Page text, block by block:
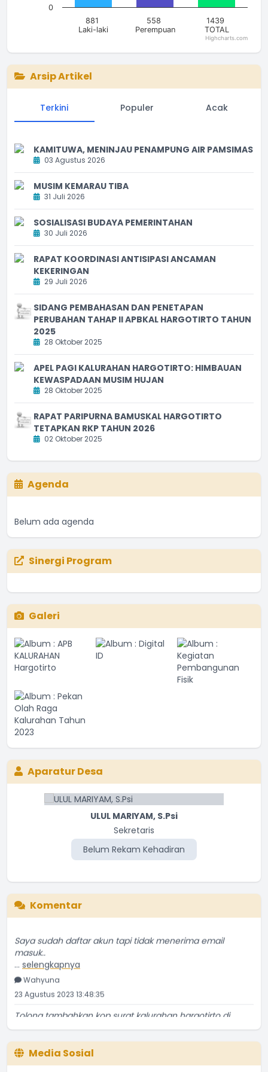
881
Laki-laki
558
Perempuan
1439
TOTAL
0
Highcharts.com
Arsip Artikel
Terkini Populer Acak
KAMITUWA, MENINJAU PENAMPUNG AIR PAMSIMAS
03 Agustus 2026
MUSIM KEMARAU TIBA
31 Juli 2026
SOSIALISASI BUDAYA PEMERINTAHAN
30 Juli 2026
RAPAT KOORDINASI ANTISIPASI ANCAMAN
KEKERINGAN
29 Juli 2026
SIDANG PEMBAHASAN DAN PENETAPAN
PERUBAHAN TAHAP II APBKAL HARGOTIRTO TAHUN
2025
28 Oktober 2025
APEL PAGI KALURAHAN HARGOTIRTO: HIMBAUAN
KEWASPADAAN MUSIM HUJAN
28 Oktober 2025
RAPAT PARIPURNA BAMUSKAL HARGOTIRTO
TETAPKAN RKP TAHUN 2026
02 Oktober 2025
Agenda
Belum ada agenda
Sinergi Program
Galeri
Aparatur Desa
ULUL MARIYAM, S.Psi
Sekretaris
Belum Rekam Kehadiran
Komentar
masuk..
...selengkapnya
Wahyuna
23 Agustus 2023 13:48:35
...selengkapnya
18 Oktober 2022 19:54:47
Media Sosial